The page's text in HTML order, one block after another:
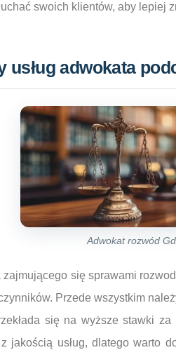
swoich klientów, aby lepiej
usług adwokata
Adwokat rozwód
zajmującego się sprawami
Przede wszystkim
się na wyższe stawki
jakością usług, dlatego warto